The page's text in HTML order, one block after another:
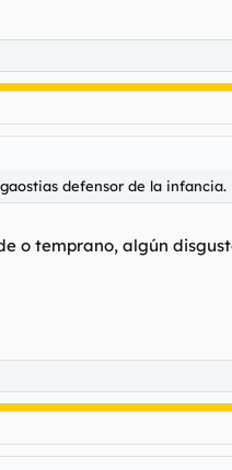
defensor de la infancia.
o temprano, algún